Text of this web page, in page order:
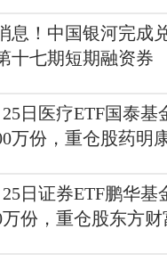
息！中国银河完成
十七期短期融资券
25日医疗ETF国泰基
万份，重仓股药明
25日证券ETF鹏华基
万份，重仓股东方